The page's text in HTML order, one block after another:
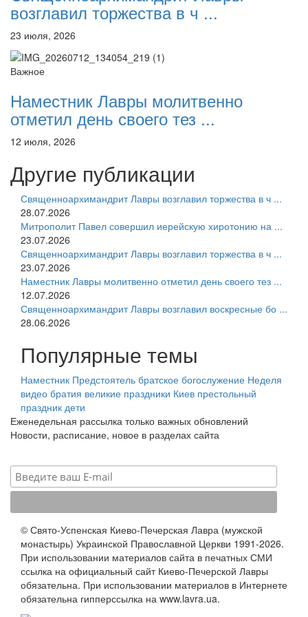
возглавил торжества в ч ...
23 июля, 2026
Важное
Наместник Лавры молитвенно
отметил день своего тез ...
12 июля, 2026
Другие публикации
Священноархимандрит Лавры возглавил торжества в ч ...
28.07.2026
Митрополит Павел совершил иерейскую хиротонию на ...
23.07.2026
Священноархимандрит Лавры возглавил торжества в ч ...
23.07.2026
Наместник Лавры молитвенно отметил день своего тез ...
12.07.2026
Священноархимандрит Лавры возглавил воскресные бо ...
28.06.2026
Популярные темы
Наместник Предстоятель братское богослужение Неделя
видео братия великие праздники Киев престольный
праздник дети
Еженедельная рассылка только важных обновлений
Новости, расписание, новое в разделах сайта
© Свято-Успенская Киево-Печерская Лавра (мужской
монастырь) Украинской Православной Церкви 1991-2026.
При использовании материалов сайта в печатных СМИ
ссылка на официальный сайт Киево-Печерской Лавры
обязательна. При использовании материалов в Интернете
обязательна гипперссылка на www.lavra.ua.